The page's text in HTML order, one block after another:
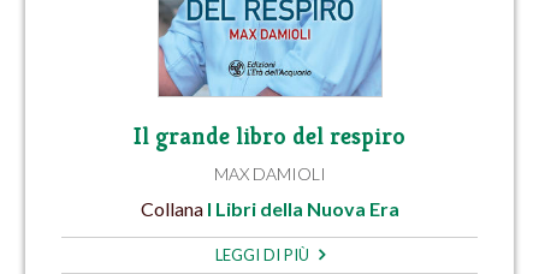
Il grande libro del respiro
MAX DAMIOLI
Collana I Libri della Nuova Era
LEGGI DI PIÙ